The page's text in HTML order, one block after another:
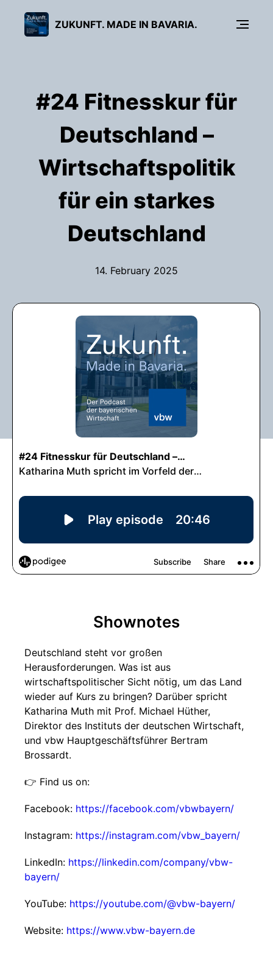
ZUKUNFT. MADE IN BAVARIA.
#24 Fitnesskur für
Deutschland –
Wirtschaftspolitik
für ein starkes
Deutschland
14. February 2025
Shownotes
Deutschland steht vor großen
Herausforderungen. Was ist aus
wirtschaftspolitischer Sicht nötig, um das Land
wieder auf Kurs zu bringen? Darüber spricht
Katharina Muth mit Prof. Michael Hüther,
Direktor des Instituts der deutschen Wirtschaft,
und vbw Hauptgeschäftsführer Bertram
Brossardt.
👉 Find us on:
Facebook: https://facebook.com/vbwbayern/
Instagram: https://instagram.com/vbw_bayern/
LinkedIn: https://linkedin.com/company/vbw-
bayern/
YouTube: https://youtube.com/@vbw-bayern/
Website: https://www.vbw-bayern.de